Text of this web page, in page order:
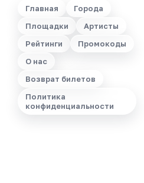
Главная
Города
Площадки
Артисты
Рейтинги
Промокоды
О нас
Возврат билетов
Политика
конфиденциальности